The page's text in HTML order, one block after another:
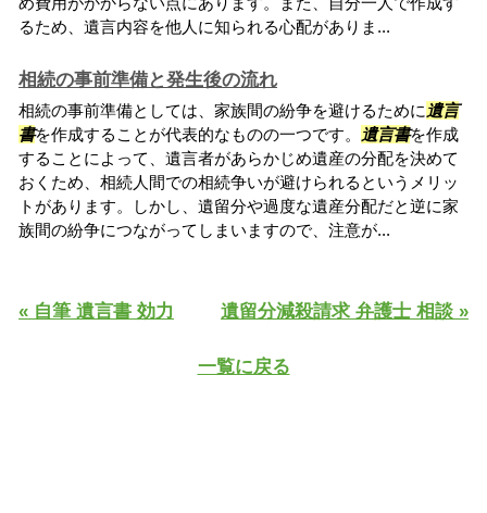
るため、遺言内容を他人に知られる心配がありま...
相続の事前準備と発生後の流れ
相続の事前準備としては、家族間の紛争を避けるために 遺言
書を作成することが代表的なものの一つです。 遺言書を作成
することによって、遺言者があらかじめ遺産の分配を決めて
おくため、相続人間での相続争いが避けられるというメリッ
トがあります。しかし、遺留分や過度な遺産分配だと逆に家
族間の紛争につながってしまいますので、注意が...
« 自筆 遺言書 効力 遺留分減殺請求 弁護士 相談 »
一覧に戻る